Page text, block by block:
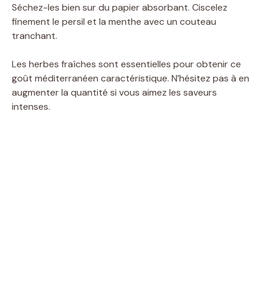
Séchez-les bien sur du papier absorbant. Ciscelez
finement le persil et la menthe avec un couteau
tranchant.
Les herbes fraîches sont essentielles pour obtenir ce
goût méditerranéen caractéristique. N’hésitez pas à en
augmenter la quantité si vous aimez les saveurs
intenses.